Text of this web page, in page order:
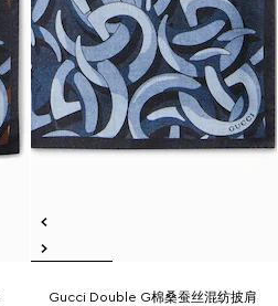
Gucci Double G棉桑蚕丝混纺披肩